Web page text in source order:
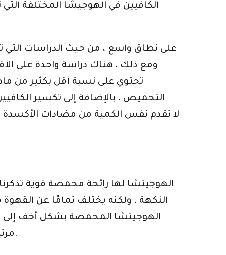
الكافيين في الهوجيشا المختلفة
ومع ذلك ، هناك دراسة واحدة على
تحتوي على نسبة أقل بكثير من
التحميص ، بالإضافة إلى تكسير
الهوجيتشا لها رائحة محمصة قوية
النكهة ، ولكنه يختلف تمامًا عن
الهوجيتشا المحمصة بشكل أخف إلى
مرتين. كلما زاد تحميص الشاي بشكل كبير ، لا يوجد تشابه يذكر مع أنواع الشاي الأصلية المستخدمة.